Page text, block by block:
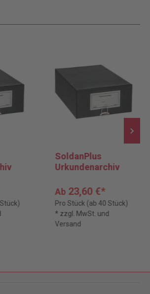
SoldanPlus
Urkundenarchiv
Ab 23,60 €*
Pro Stück (ab 40 Stück)
* zzgl. MwSt. und
Versand